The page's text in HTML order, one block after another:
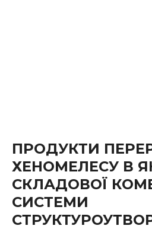
ПРОДУКТИ
ХЕНОМЕЛЕСУ В
СКЛАДОВОЇ
СИСТЕМИ